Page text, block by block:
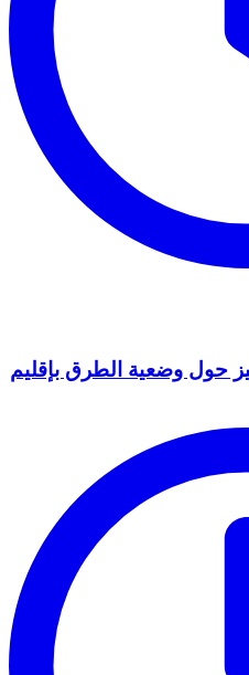
حول وضعية الطرق بإقليم